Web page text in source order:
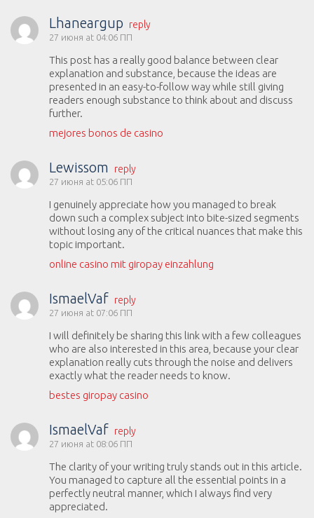
Lhaneargup reply
27 июня at 04:06 ПП
This post has a really good balance between clear
explanation and substance, because the ideas are
presented in an easy-to-follow way while still giving
readers enough substance to think about and discuss
further.
mejores bonos de casino
Lewissom reply
27 июня at 05:06 ПП
I genuinely appreciate how you managed to break
down such a complex subject into bite-sized segments
without losing any of the critical nuances that make this
topic important.
online casino mit giropay einzahlung
IsmaelVaf reply
27 июня at 07:06 ПП
I will definitely be sharing this link with a few colleagues
who are also interested in this area, because your clear
explanation really cuts through the noise and delivers
exactly what the reader needs to know.
bestes giropay casino
IsmaelVaf reply
27 июня at 08:06 ПП
The clarity of your writing truly stands out in this article.
You managed to capture all the essential points in a
perfectly neutral manner, which I always find very
appreciated.